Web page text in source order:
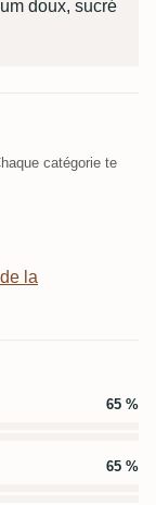
doux, sucré
catégorie te
la
65 %
65 %